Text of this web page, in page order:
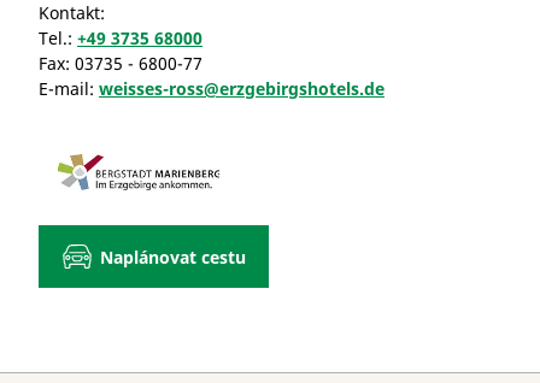
Kontakt:
Tel.: +49 3735 68000
Fax: 03735 - 6800-77
E-mail: weisses-ross@erzgebirgshotels.de
Naplánovat cestu